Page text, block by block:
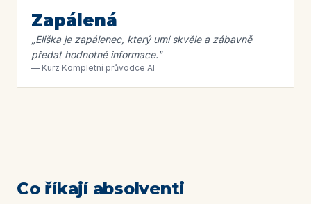
Zapálená
„Eliška je zapálenec, který umí skvěle a zábavně
předat hodnotné informace."
— Kurz Kompletní průvodce AI
Co říkají absolventi